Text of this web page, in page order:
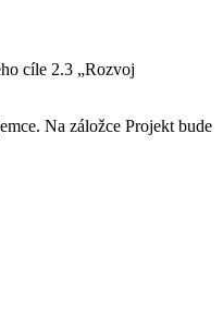
cíle 2.3 „Rozvoj
Na záložce Projekt bude